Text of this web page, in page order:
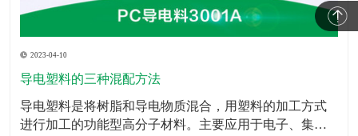
2023-04-10
导电塑料的三种混配方法
​导电塑料是将树脂和导电物质混合，用塑料的加工方式
进行加工的功能型高分子材料。主要应用于电子、集成